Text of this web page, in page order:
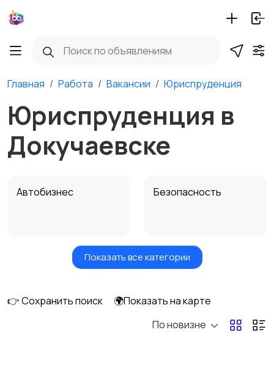
Главная Работа Вакансии Юриспруденция
Юриспруденция в
Докучаевске
Автобизнес Безопасность
Бытовые услуги и
Высший менеджмент
Добыча сырья,
Показать все категории
👉 Сохранить поиск
🌍Показать на карте
По новизне